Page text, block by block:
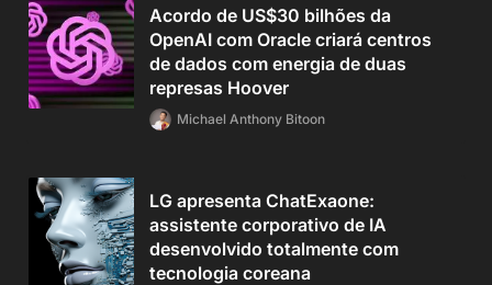
Acordo de US$30 bilhões da
OpenAI com Oracle criará centros
de dados com energia de duas
represas Hoover
Michael Anthony Bitoon
LG apresenta ChatExaone:
assistente corporativo de IA
desenvolvido totalmente com
tecnologia coreana